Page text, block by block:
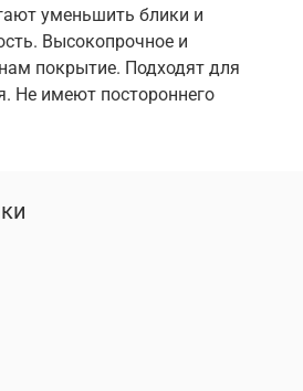
уменьшить блики и
Высокопрочное и
покрытие. Подходят для
Не имеют постороннего